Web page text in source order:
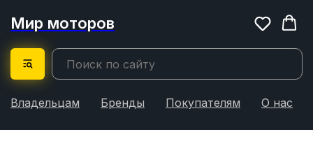
Мир моторов
Владельцам Бренды Покупателям О нас